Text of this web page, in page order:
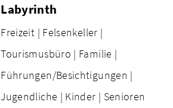
Labyrinth
Freizeit | Felsenkeller |
Tourismusbüro | Familie |
Führungen/Besichtigungen |
Jugendliche | Kinder | Senioren